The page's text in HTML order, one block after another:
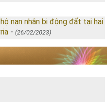
nạn nhân bị động đất tại hai
- (26/02/2023)